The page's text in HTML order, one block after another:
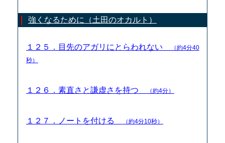
強くなるために（土田のオカルト）
１２５．目先のアガリにとらわれない
（約4分40
秒）
１２６．素直さと謙虚さを持つ （約4分）
１２７．ノートを付ける （約4分10秒）